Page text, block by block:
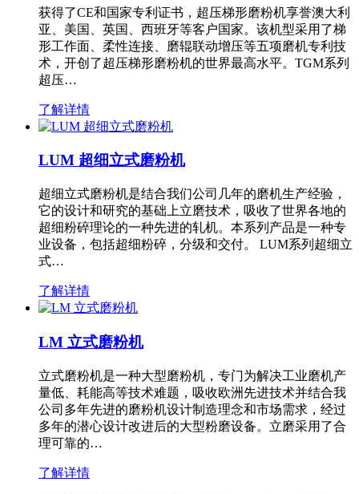
获得了CE和国家专利证书，超压梯形磨粉机享誉澳大利
亚、美国、英国、西班牙等客户国家。该机型采用了梯
形工作面、柔性连接、磨辊联动增压等五项磨机专利技
术，开创了超压梯形磨粉机的世界最高水平。TGM系列
超压…
了解详情
LUM 超细立式磨粉机
超细立式磨粉机是结合我们公司几年的磨机生产经验，
它的设计和研究的基础上立磨技术，吸收了世界各地的
超细粉碎理论的一种先进的轧机。本系列产品是一种专
业设备，包括超细粉碎，分级和交付。 LUM系列超细立
式…
了解详情
LM 立式磨粉机
立式磨粉机是一种大型磨粉机，专门为解决工业磨机产
量低、耗能高等技术难题，吸收欧洲先进技术并结合我
公司多年先进的磨粉机设计制造理念和市场需求，经过
多年的潜心设计改进后的大型粉磨设备。立磨采用了合
理可靠的…
了解详情